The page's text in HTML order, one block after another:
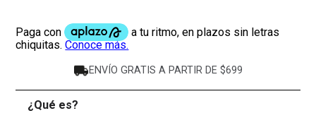
ENVÍO GRATIS A PARTIR DE $699
¿Qué es?